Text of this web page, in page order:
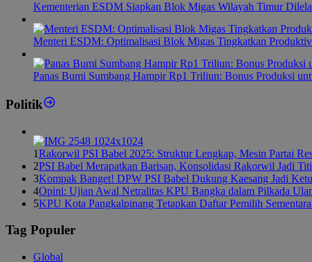
Kementerian ESDM Siapkan Blok Migas Wilayah Timur
Menteri ESDM: Optimalisasi Blok Migas Tingkatkan
Panas Bumi Sumbang Hampir Rp1 Triliun: Bonus Produksi
Politik
1Rakorwil PSI Babel 2025: Struktur Lengkap, Mesin Partai
2PSI Babel Merapatkan Barisan, Konsolidasi Rakorwil Jadi
3Kompak Banget! DPW PSI Babel Dukung Kaesang Jadi
4Opini: Ujian Awal Netralitas KPU Bangka dalam Pilkada
5KPU Kota Pangkalpinang Tetapkan Daftar Pemilih
Tag Populer
Global